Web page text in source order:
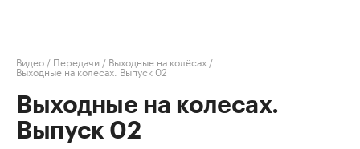
Видео / Передачи / Выходные на колёсах /
Выходные на колесах. Выпуск 02
Выходные на колесах.
Выпуск 02